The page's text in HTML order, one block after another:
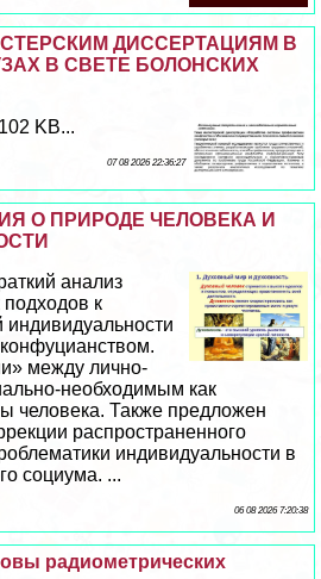
ДИССЕРТАЦИЯМ В
В СВЕТЕ БОЛОНСКИХ
KB...
07 08 2026 22:36:27
О ПРИРОДЕ ЧЕЛОВЕКА И
анализ
к
между лично-
необходимым как
человека. Также предложен
распространенного
индивидуальности в
социума. ...
06 08 2026 7:20:38
радиометрических